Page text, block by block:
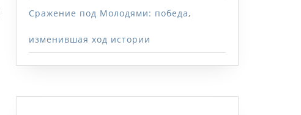
Сражение под Молодями: победа,
изменившая ход истории